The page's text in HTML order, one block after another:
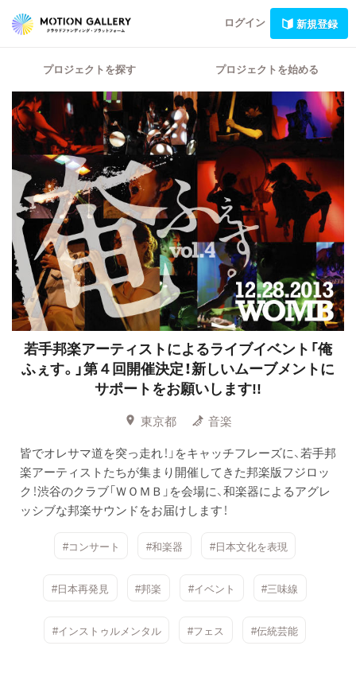
ログイン 新規登録
プロジェクトを探す プロジェクトを始める
若手邦楽アーティストによるライブイベント「俺
ふぇす。」第４回開催決定！新しいムーブメントに
サポートをお願いします!!
東京都
音楽
皆でオレサマ道を突っ走れ！」をキャッチフレーズに、若手邦
楽アーティストたちが集まり開催してきた邦楽版フジロッ
ク！渋谷のクラブ「ＷＯＭＢ」を会場に、和楽器によるアグレ
ッシブな邦楽サウンドをお届けします！
#コンサート #和楽器 #日本文化を表現
#日本再発見 #邦楽 #イベント #三味線
#インストゥルメンタル #フェス #伝統芸能